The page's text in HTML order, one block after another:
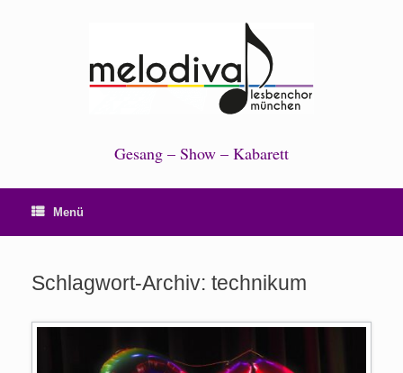
Gesang – Show – Kabarett
Menü
Schlagwort-Archiv: technikum